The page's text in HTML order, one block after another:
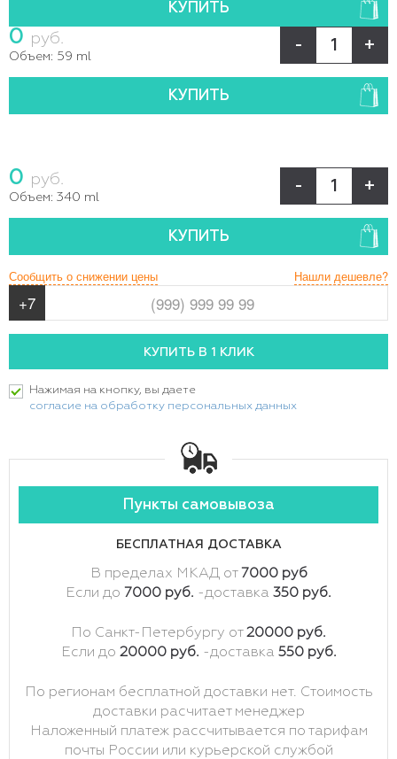
КУПИТЬ
0 руб.
Объем: 59 ml
- +
КУПИТЬ
0 руб.
Объем: 340 ml
- +
КУПИТЬ
Нашли дешевле?
Сообщить о снижении цены
Нажимая на кнопку, вы даете
согласие на обработку персональных данных
Пункты самовывоза
БЕСПЛАТНАЯ ДОСТАВКА
В пределах МКАД от 7000 руб
Если до 7000 руб. -доставка 350 руб.
По Санкт-Петербургу от20000 руб.
Если до 20000 руб. -доставка 550 руб.
По регионам бесплатной доставки нет. Стоимость
доставки расчитает менеджер
Наложенный платеж рассчитывается по тарифам
почты России или курьерской службой